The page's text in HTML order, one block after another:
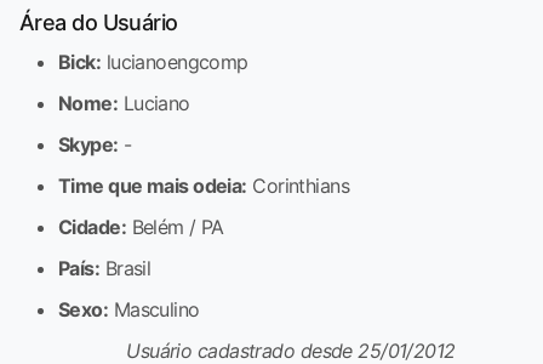
Área do Usuário
Bick: lucianoengcomp
Nome: Luciano
Skype: -
Time que mais odeia: Corinthians
Cidade: Belém / PA
País: Brasil
Sexo: Masculino
Usuário cadastrado desde 25/01/2012